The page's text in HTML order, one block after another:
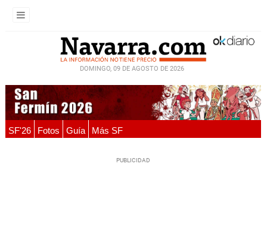
DOMINGO, 09 DE AGOSTO DE 2026
SF'26 Fotos Guía Más SF